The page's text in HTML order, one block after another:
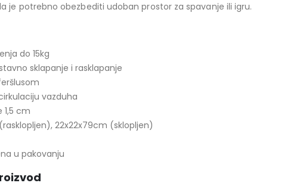
je potrebno obezbediti udoban prostor za spavanje ili igru.
do 15kg
sklapanje i rasklapanje
vazduha
1,5 cm
22x22x79cm (sklopljen)
u pakovanju